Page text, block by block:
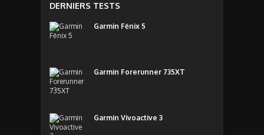
DERNIERS TESTS
Garmin Fēnix 5
Garmin Forerunner 735XT
Garmin Vivoactive 3